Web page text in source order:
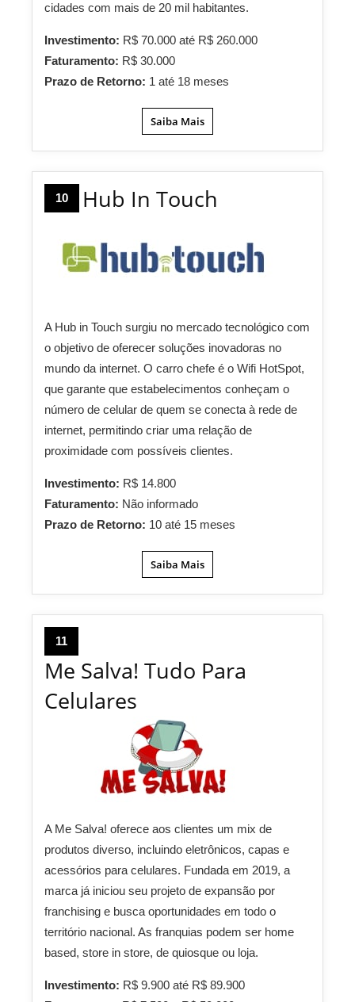
cidades com mais de 20 mil habitantes.
Investimento: R$ 70.000 até R$ 260.000
Faturamento: R$ 30.000
Prazo de Retorno: 1 até 18 meses
Saiba Mais
10 Hub In Touch
A Hub in Touch surgiu no mercado tecnológico com
o objetivo de oferecer soluções inovadoras no
mundo da internet. O carro chefe é o Wifi HotSpot,
que garante que estabelecimentos conheçam o
número de celular de quem se conecta à rede de
internet, permitindo criar uma relação de
proximidade com possíveis clientes.
Investimento: R$ 14.800
Faturamento: Não informado
Prazo de Retorno: 10 até 15 meses
Saiba Mais
11
Me Salva! Tudo Para
Celulares
A Me Salva! oferece aos clientes um mix de
produtos diverso, incluindo eletrônicos, capas e
acessórios para celulares. Fundada em 2019, a
marca já iniciou seu projeto de expansão por
franchising e busca oportunidades em todo o
território nacional. As franquias podem ser home
based, store in store, de quiosque ou loja.
Investimento: R$ 9.900 até R$ 89.900